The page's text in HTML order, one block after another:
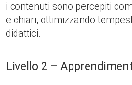
i contenuti sono percepiti
e chiari, ottimizzando
didattici.
Livello 2 –